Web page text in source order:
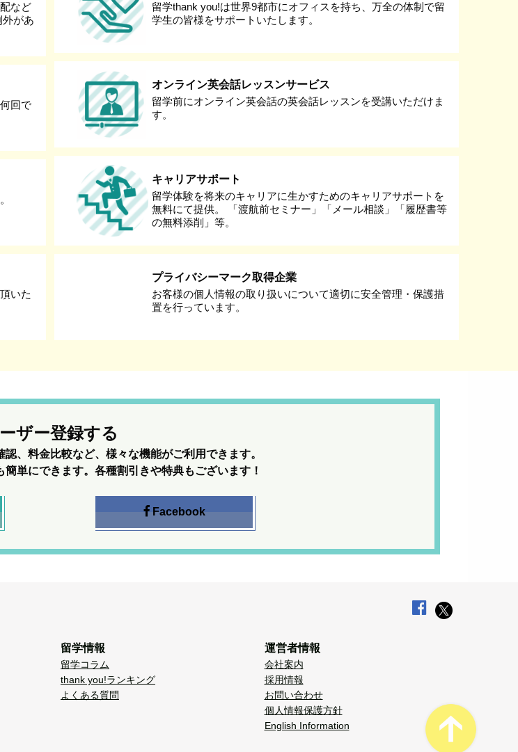
など
があ
回で
いた
留学thank you!は世界9都市にオフィスを持ち、万全の体制で留
学生の皆様をサポートいたします。
オンライン英会話レッスンサービス
留学前にオンライン英会話の英会話レッスンを受講いただけま
す。
キャリアサポート
留学体験を将来のキャリアに生かすためのキャリアサポートを
無料にて提供。 「渡航前セミナー」「メール相談」「履歴書等
の無料添削」等。
プライバシーマーク取得企業
お客様の個人情報の取り扱いについて適切に安全管理・保護措
置を行っています。
ザー登録する
、料金比較など、様々な機能がご利用できます。
単にできます。各種割引きや特典もございます！
Facebook
留学情報
留学コラム
thank you!ランキング
よくある質問
運営者情報
会社案内
採用情報
お問い合わせ
個人情報保護方針
English Information